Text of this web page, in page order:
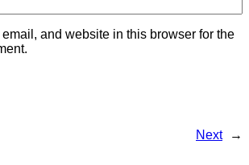
and website in this browser for the
Next →